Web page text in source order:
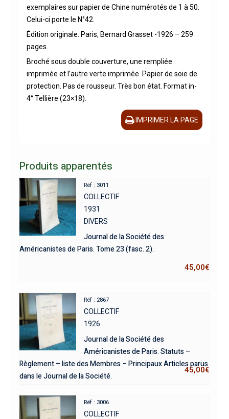
exemplaires sur papier de Chine numérotés de 1 à 50.
Celui-ci porte le N°42.
Édition originale. Paris, Bernard Grasset -1926 – 259
pages.
Broché sous double couverture, une rempliée
imprimée et l’autre verte imprimée. Papier de soie de
protection. Pas de rousseur. Très bon état. Format in-
4° Tellière (23×18).
IMPRIMER LA PAGE
Produits apparentés
Réf : 3011
COLLECTIF
1931
DIVERS
Journal de la Société des
Américanistes de Paris. Tome 23 (fasc. 2).
45,00€
Réf : 2867
COLLECTIF
1926
Journal de la Société des
Américanistes de Paris. Statuts –
Règlement – liste des Membres – Principaux Articles parus
dans le Journal de la Société.
45,00€
Réf : 3006
COLLECTIF